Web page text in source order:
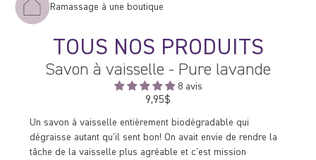
TOUS NOS PRODUITS
Savon à vaisselle - Pure lavande
8 avis
9,95$
Un savon à vaisselle entièrement biodégradable qui
dégraisse autant qu'il sent bon! On avait envie de rendre la
tâche de la vaisselle plus agréable et c'est mission
Ramassage à une boutique